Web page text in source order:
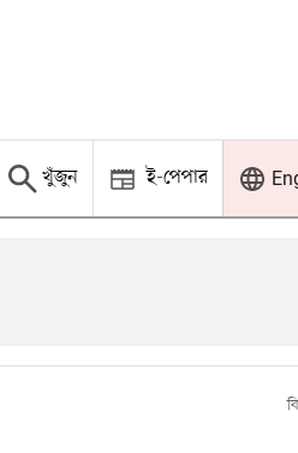
খুঁজুন ই-পেপার